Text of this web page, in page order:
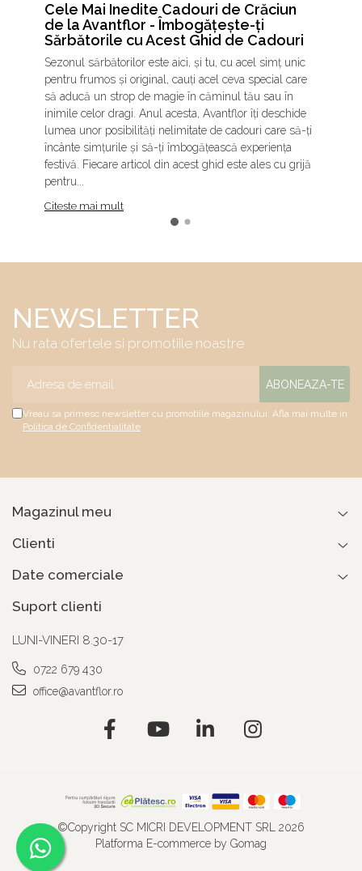
Cele Mai Inedite Cadouri de Crăciun
de la Avantflor - Îmbogățește-ți
Sărbătorile cu Acest Ghid de Cadouri
Sezonul sărbătorilor este aici, și tu, cu acel simț unic
pentru frumos și original, cauți acel ceva special care
să aducă un strop de magie în căminul tău sau în
inimile celor dragi. Anul acesta, Avantflor îți deschide
lumea unor posibilități nelimitate de cadouri care să-ți
încânte simțurile și să-ți îmbogățească experiența
festivă. Fiecare articol din acest ghid este ales cu grijă
pentru...
Citeste mai mult
NEWSLETTER
Nu rata ofertele si promotiile noastre
Vreau sa primesc newsletter cu promotiile magazinului. Afla mai multe in
Politica de Confidentialitate
Magazinul meu
Clienti
Date comerciale
Suport clienti
LUNI-VINERI 8.30-17
0722 679 430
office@avantflor.ro
©Copyright SC MICRI DEVELOPMENT SRL 2026
Platforma E-commerce by Gomag